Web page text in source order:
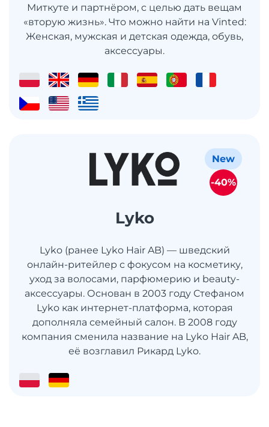
Миткуте и партнёром, с целью дать вещам
«вторую жизнь». Что можно найти на Vinted:
Женская, мужская и детская одежда, обувь,
аксессуары.
Lyko
Lyko (ранее Lyko Hair AB) — шведский
онлайн-ритейлер с фокусом на косметику,
уход за волосами, парфюмерию и beauty-
аксессуары. Основан в 2003 году Стефаном
Lyko как интернет-платформа, которая
дополняла семейный салон. В 2008 году
компания сменила название на Lyko Hair AB,
её возглавил Рикард Lyko.
New
-40%